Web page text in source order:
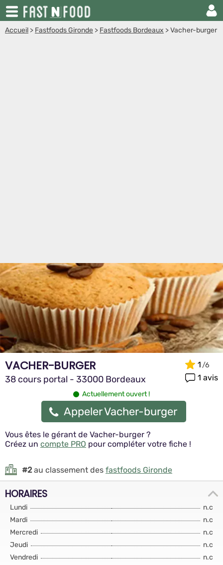
Accueil > Fastfoods Gironde > Fastfoods Bordeaux >Vacher-burger
VACHER-BURGER
38 cours portal - 33000 Bordeaux
1
1 avis
Actuellement ouvert !
Appeler Vacher-burger
Vous êtes le gérant de Vacher-burger ?
Créez un compte PRO pour compléter votre fiche !
#2au classement des fastfoods Gironde
HORAIRES
Lundi
n.c
Mardi
n.c
Mercredi
n.c
Jeudi
n.c
Vendredi
n.c